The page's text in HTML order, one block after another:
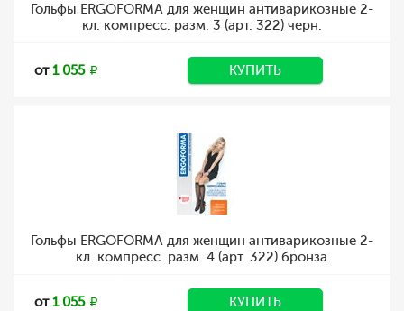
Гольфы ERGOFORMA для женщин антиварикозные 2-
кл. компресс. разм. 3 (арт. 322) черн.
от1 055 КУПИТЬ
Гольфы ERGOFORMA для женщин антиварикозные 2-
кл. компресс. разм. 4 (арт. 322) бронза
от1 055 КУПИТЬ